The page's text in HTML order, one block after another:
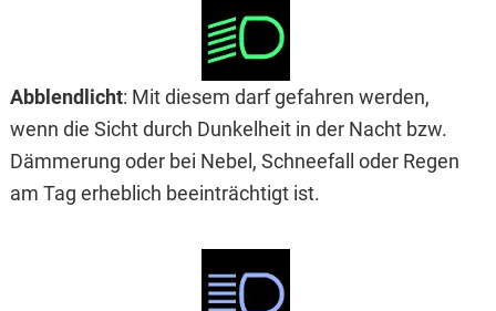
Abblendlicht: Mit diesem darf gefahren werden,
wenn die Sicht durch Dunkelheit in der Nacht bzw.
Dämmerung oder bei Nebel, Schneefall oder Regen
am Tag erheblich beeinträchtigt ist.